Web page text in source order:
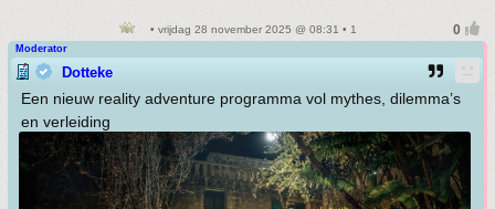
• vrijdag 28 november 2025 @ 08:31 • 1
Moderator
Dotteke
Een nieuw reality adventure programma vol mythes, dilemma’s
en verleiding